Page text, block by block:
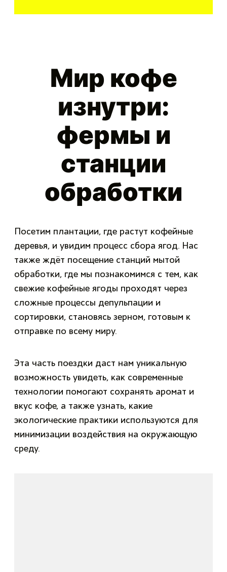
Мир кофе
изнутри:
фермы и
станции
обработки
Посетим плантации, где растут кофейные
деревья, и увидим процесс сбора ягод. Нас
также ждёт посещение станций мытой
обработки, где мы познакомимся с тем, как
свежие кофейные ягоды проходят через
сложные процессы депульпации и
сортировки, становясь зерном, готовым к
отправке по всему миру.
Эта часть поездки даст нам уникальную
возможность увидеть, как современные
технологии помогают сохранять аромат и
вкус кофе, а также узнать, какие
экологические практики используются для
минимизации воздействия на окружающую
среду.